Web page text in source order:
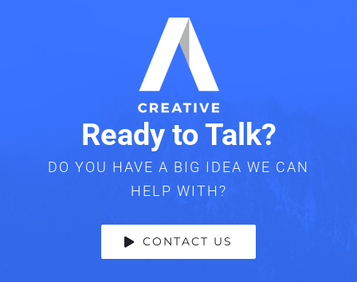
Ready to Talk?
DO YOU HAVE A BIG IDEA WE CAN
HELP WITH?
CONTACT US